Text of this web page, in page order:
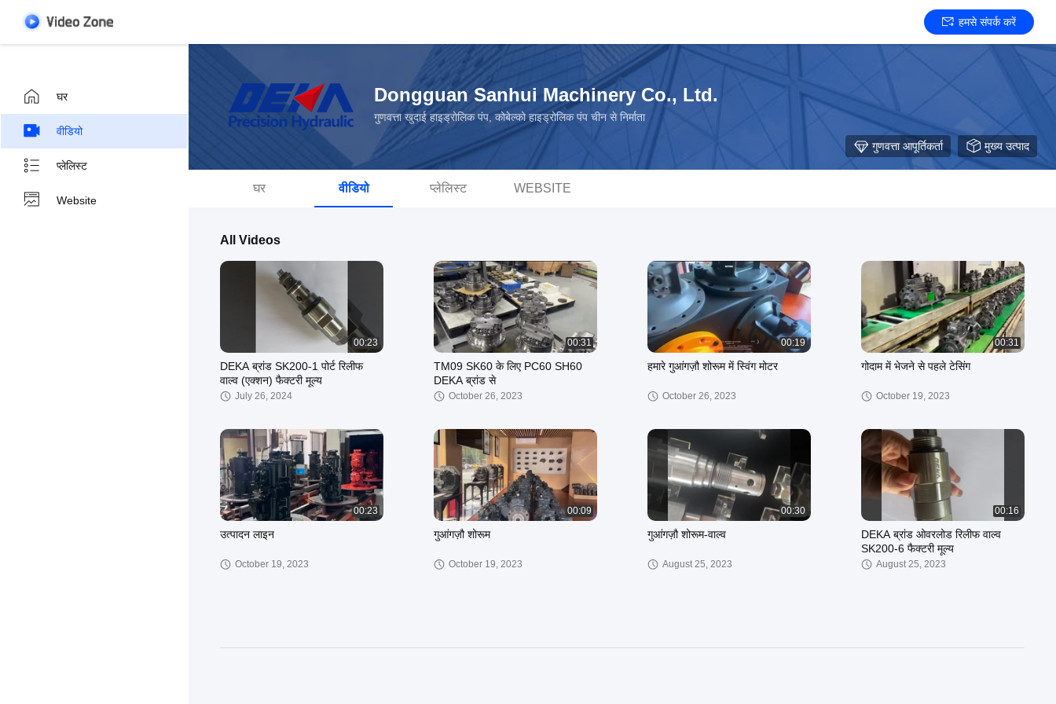
हमसे संपर्क करें
घर
वीडियो
प्लेलिस्ट
Website
Dongguan Sanhui Machinery Co., Ltd.
गुणवत्ता खुदाई हाइड्रोलिक पंप, कोबेल्को हाइड्रोलिक पंप चीन से निर्माता
गुणवत्ता आपूर्तिकर्ता मुख्य उत्पाद
घर वीडियो प्लेलिस्ट WEBSITE
All Videos
00:23
DEKA ब्रांड SK200-1 पोर्ट रिलीफ
वाल्व (एक्शन) फैक्टरी मूल्य
July 26, 2024
00:31
TM09 SK60 के लिए PC60 SH60
DEKA ब्रांड से
October 26, 2023
00:19
हमारे गुआंगज़ौ शोरूम में स्विंग मोटर
October 26, 2023
00:31
गोदाम में भेजने से पहले टेसिंग
October 19, 2023
00:23
उत्पादन लाइन
October 19, 2023
00:09
गुआंगज़ौ शोरूम
October 19, 2023
00:30
गुआंगज़ौ शोरूम-वाल्व
August 25, 2023
00:16
DEKA ब्रांड ओवरलोड रिलीफ वाल्व
SK200-6 फैक्टरी मूल्य
August 25, 2023